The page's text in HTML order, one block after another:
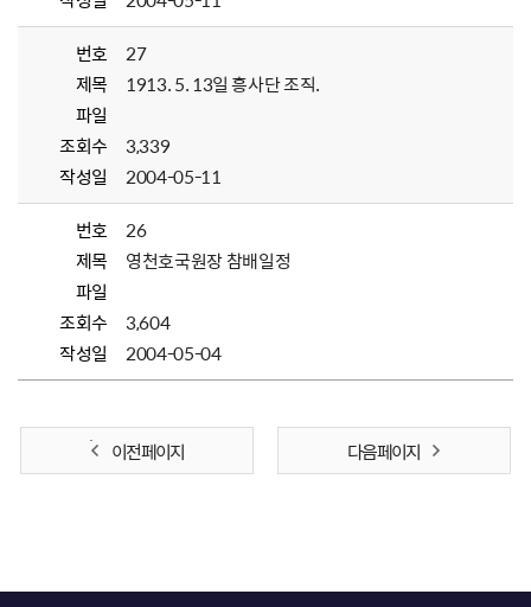
번호
27
제목
1913. 5. 13일 흥사단 조직.
파일
조회수
3,339
작성일
2004-05-11
번호
26
제목
영천호국원장 참배일정
파일
조회수
3,604
작성일
2004-05-04
이전 페이지 다음 페이지